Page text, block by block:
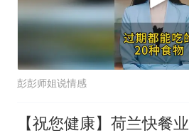
彭彭师姐说情感
【祝您健康】荷兰快餐业